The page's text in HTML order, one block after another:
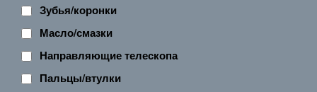
Зубья/коронки
Масло/смазки
Направляющие телескопа
Пальцы/втулки